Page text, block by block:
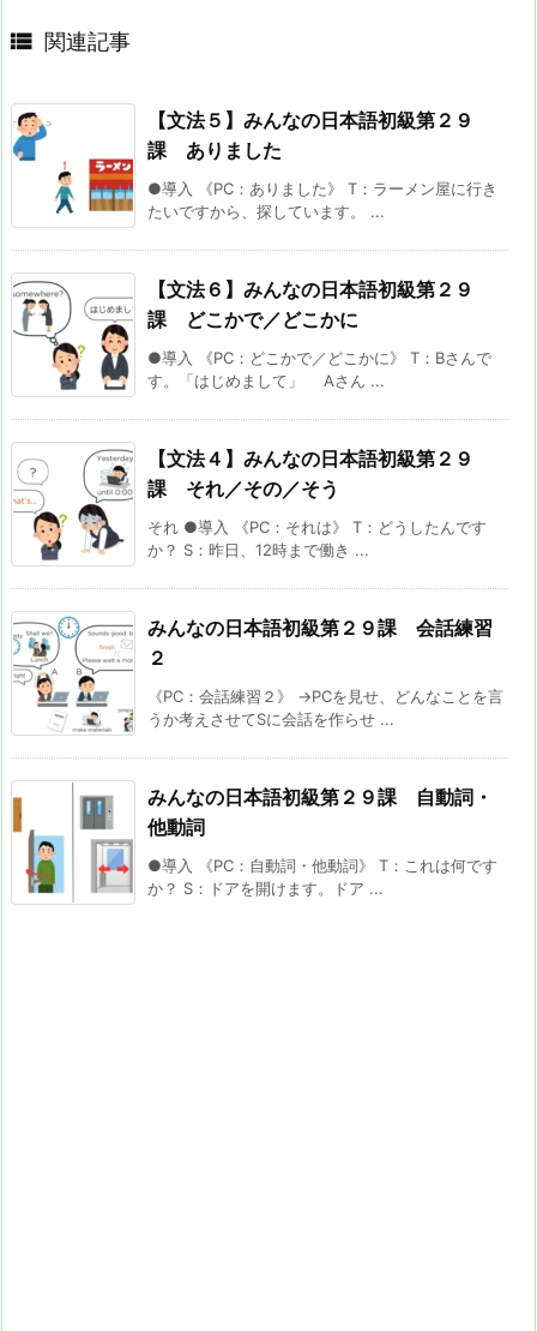
 関連記事
【文法５】みんなの日本語初級第２９
課 ありました
●導入 《PC：ありました》 T：ラーメン屋に行き
たいですから、探しています。 ...
【文法６】みんなの日本語初級第２９
課 どこかで／どこかに
●導入 《PC：どこかで／どこかに》 T：Bさんで
す。「はじめまして」 Aさん ...
【文法４】みんなの日本語初級第２９
課 それ／その／そう
それ ●導入 《PC：それは》 T：どうしたんです
か？ S：昨日、12時まで働き ...
みんなの日本語初級第２９課 会話練習
２
《PC：会話練習２》 →PCを見せ、どんなことを言
うか考えさせてSに会話を作らせ ...
みんなの日本語初級第２９課 自動詞・
他動詞
●導入 《PC：自動詞・他動詞》 T：これは何です
か？ S：ドアを開けます。ドア ...